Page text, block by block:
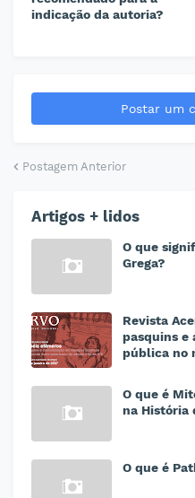
indicação da autoria?
Postar um
Postagem Anterior
Artigos + lidos
O que
Grega?
Revista
pasquins e
pública no
O que é
na História
O que é